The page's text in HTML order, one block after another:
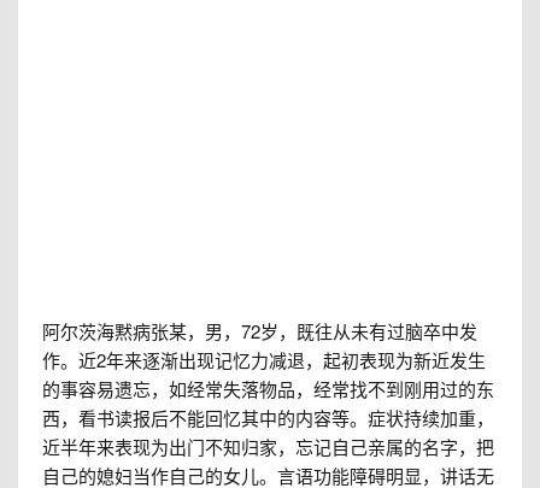
阿尔茨海黙病张某，男，72岁，既往从未有过脑卒中发
作。近2年来逐渐出现记忆力减退，起初表现为新近发生
的事容易遗忘，如经常失落物品，经常找不到刚用过的东
西，看书读报后不能回忆其中的内容等。症状持续加重，
近半年来表现为出门不知归家，忘记自己亲属的名字，把
自己的媳妇当作自己的女儿。言语功能障碍明显，讲话无